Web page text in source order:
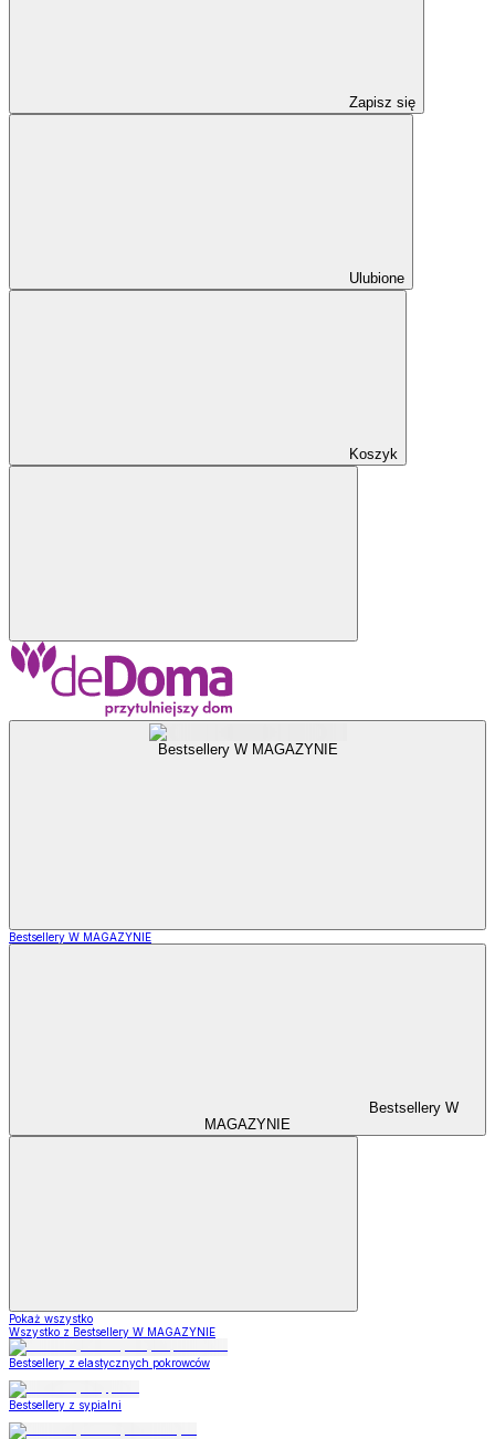
Zapisz się
Ulubione
Koszyk
Bestsellery W MAGAZYNIE
Bestsellery W MAGAZYNIE
Bestsellery W
MAGAZYNIE
Pokaż wszystko
Wszystko z Bestsellery W MAGAZYNIE
Bestsellery z elastycznych pokrowców
Bestsellery z sypialni